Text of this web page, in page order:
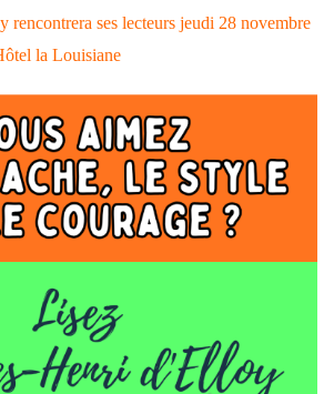
rencontrera ses lecteurs jeudi 28 novembre
la Louisiane